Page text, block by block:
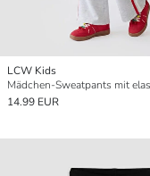
LCW Kids
14.99 EUR